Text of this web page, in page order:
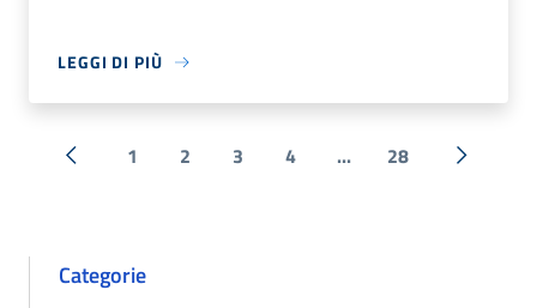
LEGGI DI PIÙ
« Precedente
1 2 3 4 ... 28
Categorie